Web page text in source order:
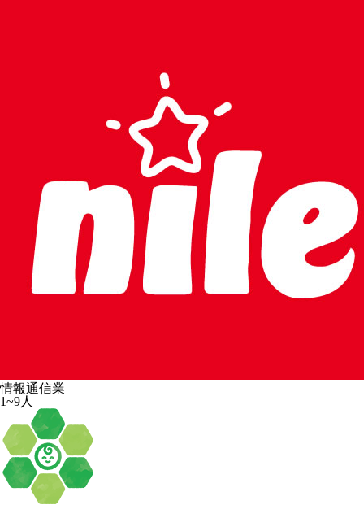
情報通信業
1~9人